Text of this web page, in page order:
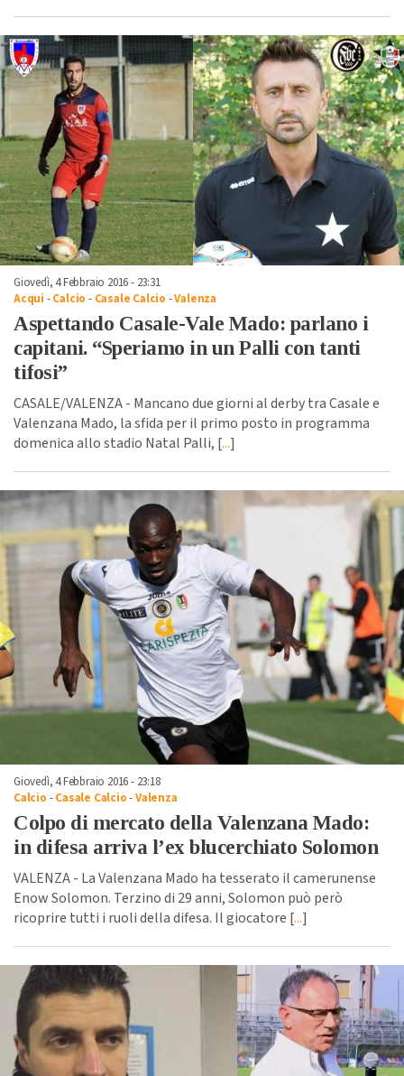
Giovedì, 4 Febbraio 2016 - 23:31
Acqui -Calcio - Casale Calcio -Valenza
Aspettando Casale-Vale Mado: parlano i
capitani. “Speriamo in un Palli con tanti
tifosi”
CASALE/VALENZA - Mancano due giorni al derby tra Casale e
Valenzana Mado, la sfida per il primo posto in programma
domenica allo stadio Natal Palli, [...]
Giovedì, 4 Febbraio 2016 - 23:18
Calcio -Casale Calcio-Valenza
Colpo di mercato della Valenzana Mado:
in difesa arriva l’ex blucerchiato Solomon
VALENZA - La Valenzana Mado ha tesserato il camerunense
Enow Solomon. Terzino di 29 anni, Solomon può però
ricoprire tutti i ruoli della difesa. Il giocatore [...]